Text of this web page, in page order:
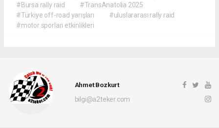
#Bursa rally raid
#TransAnatolia 2025
#Türkiye off-road yarışları
#uluslararası rally raid
#motor sporları etkinlikleri
Ahmet Bozkurt
bilgi@a2teker.com